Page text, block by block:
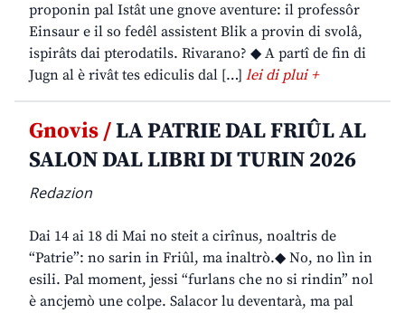
proponin pal Istât une gnove aventure: il professôr
Einsaur e il so fedêl assistent Blik a provin di svolâ,
ispirâts dai pterodatils. Rivarano? ◆ A partî de fin di
Jugn al è rivât tes ediculis dal […] lei di plui +
Gnovis /LA PATRIE DAL FRIÛL AL
SALON DAL LIBRI DI TURIN 2026
Redazion
Dai 14 ai 18 di Mai no steit a cirînus, noaltris de
“Patrie”: no sarin in Friûl, ma inaltrò.◆ No, no lìn in
esili. Pal moment, jessi “furlans che no si rindin” nol
è ancjemò une colpe. Salacor lu deventarà, ma pal